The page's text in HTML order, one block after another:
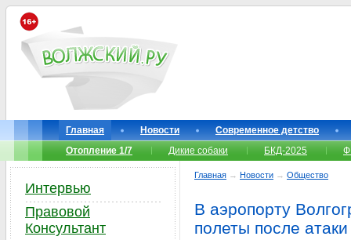
Главная Новости
Современное детство
Отопление 1/7
Дикие собаки БКД-2025
Главная → Новости → Общество
В аэропорту
полеты после
Интервью
Правовой
Консультант